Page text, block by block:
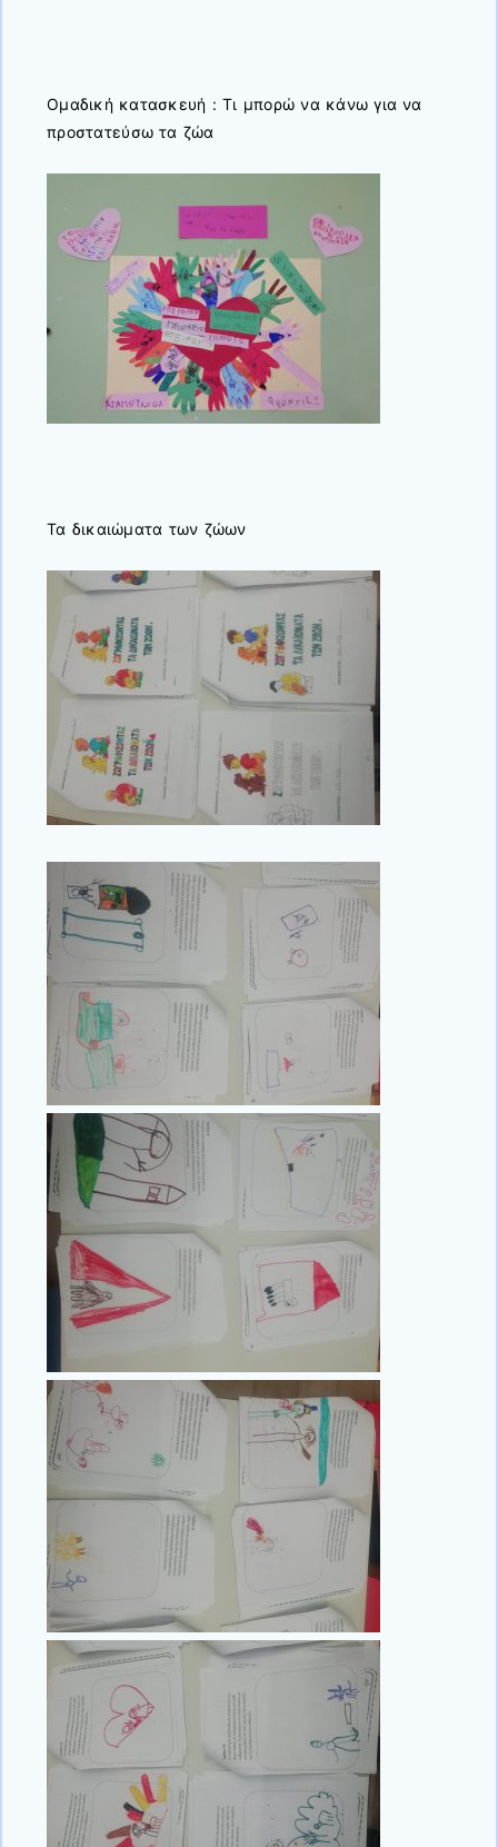
Ομαδική κατασκευή : Τι μπορώ να κάνω για να
προστατεύσω τα ζώα
Τα δικαιώματα των ζώων